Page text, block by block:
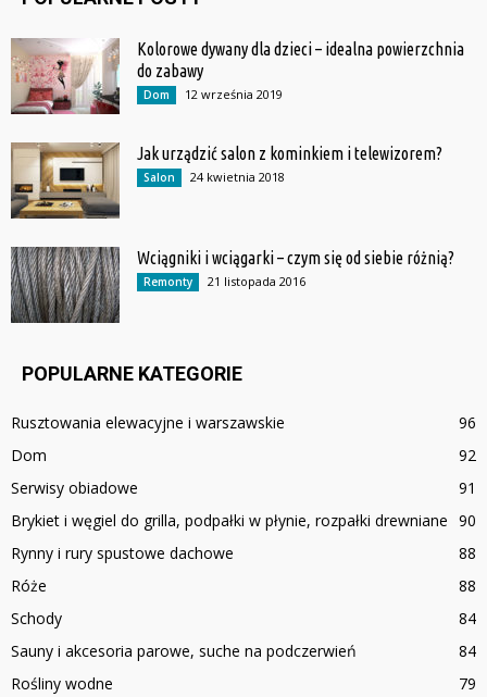
Kolorowe dywany dla dzieci – idealna powierzchnia
do zabawy
Dom 12 września 2019
Jak urządzić salon z kominkiem i telewizorem?
Salon 24 kwietnia 2018
Wciągniki i wciągarki – czym się od siebie różnią?
Remonty 21 listopada 2016
POPULARNE KATEGORIE
Rusztowania elewacyjne i warszawskie
96
Dom
92
Serwisy obiadowe
91
Brykiet i węgiel do grilla, podpałki w płynie, rozpałki drewniane 90
Rynny i rury spustowe dachowe
88
Róże
88
Schody
84
Sauny i akcesoria parowe, suche na podczerwień
84
Rośliny wodne
79